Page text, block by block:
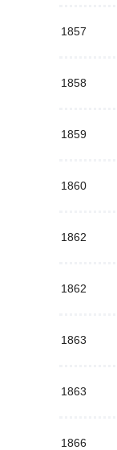
1857
1858
1859
1860
1862
1862
1863
1863
1866